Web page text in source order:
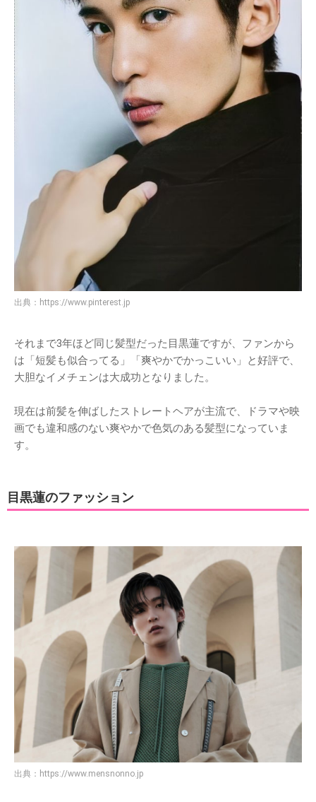
出典： https://www.pinterest.jp
それまで3年ほど同じ髪型だった目黒蓮ですが、ファンから
は「短髪も似合ってる」「爽やかでかっこいい」と好評で、
大胆なイメチェンは大成功となりました。
現在は前髪を伸ばしたストレートヘアが主流で、ドラマや映
画でも違和感のない爽やかで色気のある髪型になっていま
す。
目黒蓮のファッション
出典： https://www.mensnonno.jp